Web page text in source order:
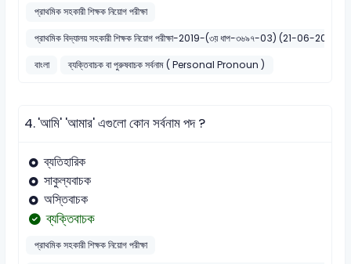
প্রাথমিক সহকারী শিক্ষক নিয়োগ পরীক্ষা
প্রাথমিক বিদ্যালয় সহকারী শিক্ষক নিয়োগ পরীক্ষা-2019-(৩য় ধাপ-৩৬৯৭-03) (21-06-2019)
বাংলা
ব্যক্তিবাচক বা পুরুষবাচক সর্বনাম ( Personal Pronoun )
4.'আমি' 'আমার' এগুলো কোন সর্বনাম পদ ?
ব্যতিহারিক
সাকুল্যবাচক
অস্তিবাচক
ব্যক্তিবাচক
প্রাথমিক সহকারী শিক্ষক নিয়োগ পরীক্ষা